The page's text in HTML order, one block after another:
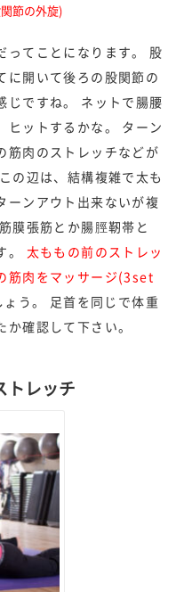
節の外旋)
ってことになります。 股
に開いて後ろの股関節の
じですね。 ネットで腸腰
ヒットするかな。 ターン
筋肉のストレッチなどが
の辺は、結構複雑で太も
ーンアウト出来ないが複
膜張筋とか腸脛靭帯と
。 太ももの前のストレッ
筋肉をマッサージ(3set
う。 足首を同じで体重
確認して下さい。
トレッチ